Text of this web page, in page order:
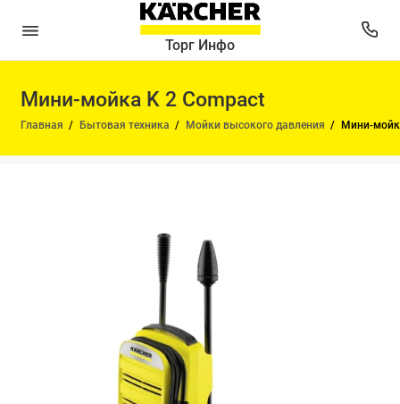
Торг Инфо
Мини-мойка K 2 Compact
Главная Бытовая техника Мойки высокого давления Мини-